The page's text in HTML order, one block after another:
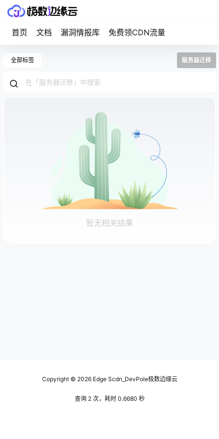
首页 文档 漏洞情报库 免费领CDN流量
全部标签 服务器迁移
暂无相关结果
Copyright © 2026Edge Scdn_DevPole极数边缘云
查询 2 次，耗时 0.6680 秒